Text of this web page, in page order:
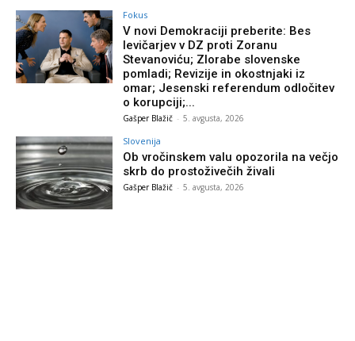
Fokus
V novi Demokraciji preberite: Bes
levičarjev v DZ proti Zoranu
Stevanoviću; Zlorabe slovenske
pomladi; Revizije in okostnjaki iz
omar; Jesenski referendum odločitev
o korupciji;...
Gašper Blažič - 5. avgusta, 2026
Slovenija
Ob vročinskem valu opozorila na večjo
skrb do prostoživečih živali
Gašper Blažič - 5. avgusta, 2026